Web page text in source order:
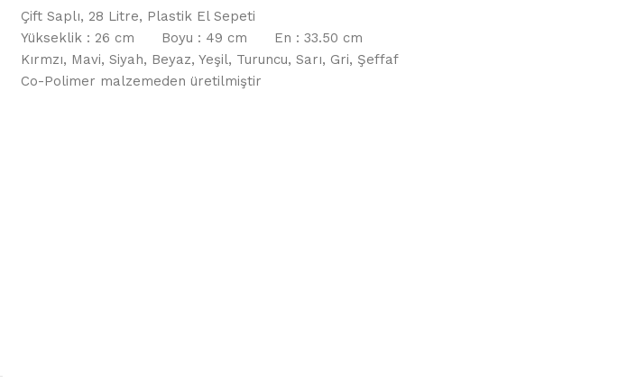
Çift Saplı, 28 Litre, Plastik El Sepeti
Yükseklik : 26 cm Boyu : 49 cm En : 33.50 cm
Kırmzı, Mavi, Siyah, Beyaz, Yeşil, Turuncu, Sarı, Gri, Şeffaf
Co-Polimer malzemeden üretilmiştir